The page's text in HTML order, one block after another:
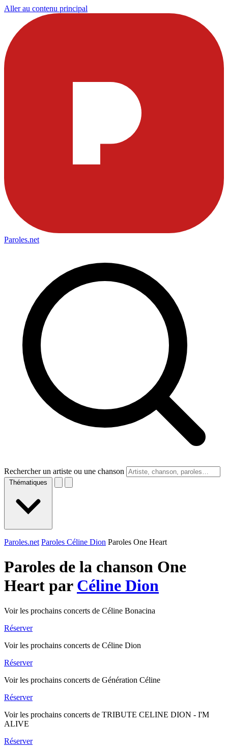
Aller au contenu principal
Paroles.net
Rechercher un artiste ou une chanson
Thématiques
Paroles.net Paroles Céline Dion Paroles One Heart
Paroles de la chanson One
Heart par Céline Dion
Voir les prochains concerts de Céline Bonacina
Réserver
Voir les prochains concerts de Céline Dion
Réserver
Voir les prochains concerts de Génération Céline
Réserver
Voir les prochains concerts de TRIBUTE CELINE DION - I'M
ALIVE
Réserver